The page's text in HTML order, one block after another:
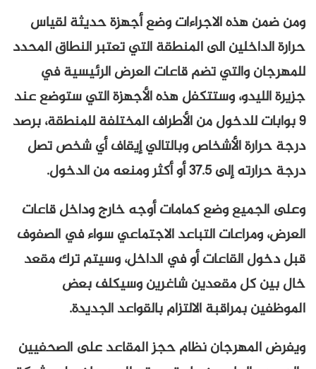
ومن ضمن هذه الاجراءات وضع أجهزة حديثة لقياس
حرارة الداخلين الى المنطقة التي تعتبر النطاق المحدد
للمهرجان والتي تضم قاعات العرض الرئيسية في
جزيرة الليدو، وستتكفل هذه الأجهزة التي ستوضع عند
9 بوابات للدخول من الأطراف المختلفة للمنطقة، برصد
درجة حرارة الأشخاص وبالتالي إيقاف أي شخص تصل
درجة حرارته إلى 37.5 أو أكثر ومنعه من الدخول.
وعلى الجميع وضع كمامات أوجه خارج وداخل قاعات
العرض، ومراعات التباعد الاجتماعي سواء في الصفوف
قبل دخول القاعات أو في الداخل، وسيتم ترك مقعد
خال بين كل مقعدين شاغرين وسيكلف بعض
الموظفين بمراقبة الالتزام بالقواعد الجديدة.
ويفرض المهرجان نظام حجز المقاعد على الصحفيين